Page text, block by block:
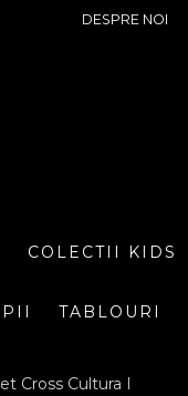
DESPRE NOI
COLECTII KIDS
TABLOURI
Cross Cultura I